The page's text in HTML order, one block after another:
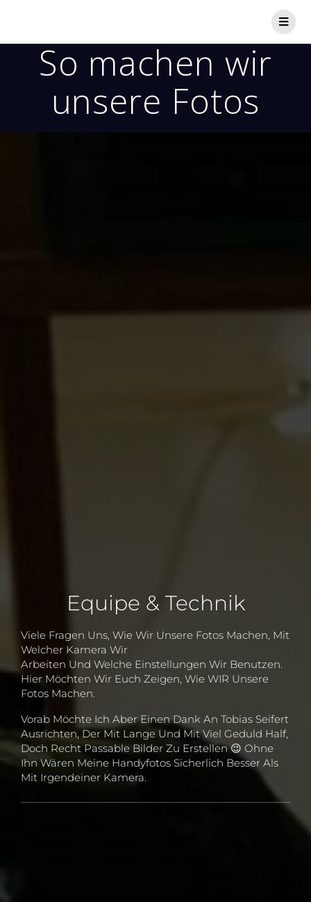
So machen wir
unsere Fotos
Equipe & Technik
Viele Fragen Uns, Wie Wir Unsere Fotos Machen, Mit
Welcher Kamera Wir
Arbeiten Und Welche Einstellungen Wir Benutzen.
Hier Möchten Wir Euch Zeigen, Wie WIR Unsere
Fotos Machen.
Vorab Möchte Ich Aber Einen Dank An Tobias Seifert
Ausrichten, Der Mit Lange Und Mit Viel Geduld Half,
Doch Recht Passable Bilder Zu Erstellen 😉 Ohne
Ihn Wären Meine Handyfotos Sicherlich Besser Als
Mit Irgendeiner Kamera.